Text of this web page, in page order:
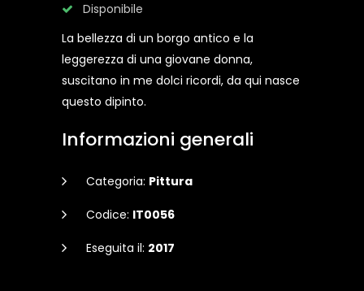
Disponibile
La bellezza di un borgo antico e la
leggerezza di una giovane donna,
suscitano in me dolci ricordi, da qui nasce
questo dipinto.
Informazioni generali
Categoria: Pittura
Codice: IT0056
Eseguita il: 2017